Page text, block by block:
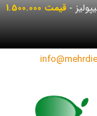
- قیمت 1.500.000